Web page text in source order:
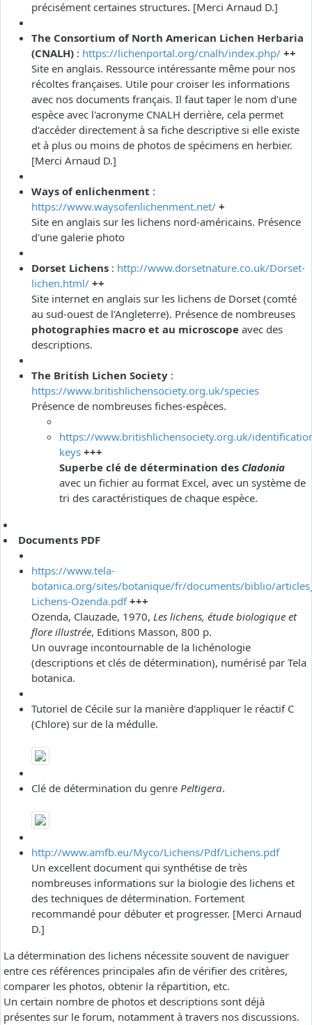
précisément certaines structures. [Merci Arnaud D.]
The Consortium of North American Lichen Herbaria
(CNALH) : https://lichenportal.org/cnalh/index.php/ ++
Site en anglais. Ressource intéressante même pour nos
récoltes françaises. Utile pour croiser les informations
avec nos documents français. Il faut taper le nom d'une
espèce avec l'acronyme CNALH derrière, cela permet
d'accéder directement à sa fiche descriptive si elle existe
et à plus ou moins de photos de spécimens en herbier.
[Merci Arnaud D.]
Ways of enlichenment :
https://www.waysofenlichenment.net/ +
Site en anglais sur les lichens nord-américains. Présence
d'une galerie photo
Dorset Lichens : http://www.dorsetnature.co.uk/Dorset-
lichen.html/ ++
Site internet en anglais sur les lichens de Dorset (comté
au sud-ouest de l'Angleterre). Présence de nombreuses
photographies macro et au microscope avec des
descriptions.
The British Lichen Society :
https://www.britishlichensociety.org.uk/species
Présence de nombreuses fiches-espèces.
https://www.britishlichensociety.org.uk/
keys +++
Superbe clé de détermination des Cladonia
avec un fichier au format Excel, avec un système de
tri des caractéristiques de chaque espèce.
Documents PDF
https://www.tela-
botanica.org/sites/botanique/fr/documents/biblio/
Lichens-Ozenda.pdf +++
Ozenda, Clauzade, 1970, Les lichens, étude biologique et
flore illustrée, Editions Masson, 800 p.
Un ouvrage incontournable de la lichénologie
(descriptions et clés de détermination), numérisé par Tela
botanica.
Tutoriel de Cécile sur la manière d'appliquer le réactif C
(Chlore) sur de la médulle.
Clé de détermination du genre Peltigera.
http://www.amfb.eu/Myco/Lichens/Pdf/Lichens.pdf
Un excellent document qui synthétise de très
nombreuses informations sur la biologie des lichens et
des techniques de détermination. Fortement
recommandé pour débuter et progresser. [Merci Arnaud
D.]
La détermination des lichens nécessite souvent de naviguer
entre ces références principales afin de vérifier des critères,
comparer les photos, obtenir la répartition, etc.
Un certain nombre de photos et descriptions sont déjà
présentes sur le forum, notamment à travers nos discussions.